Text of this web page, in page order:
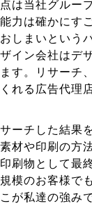
は当社グルー
力は確かにす
しまいという
イン会社はデ
す。リサーチ
れる広告代理
ーチした結果
材や印刷の方
刷物として最
模のお客様で
が私達の強みで